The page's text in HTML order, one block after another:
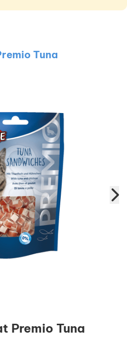
Tuna
Premio Tuna